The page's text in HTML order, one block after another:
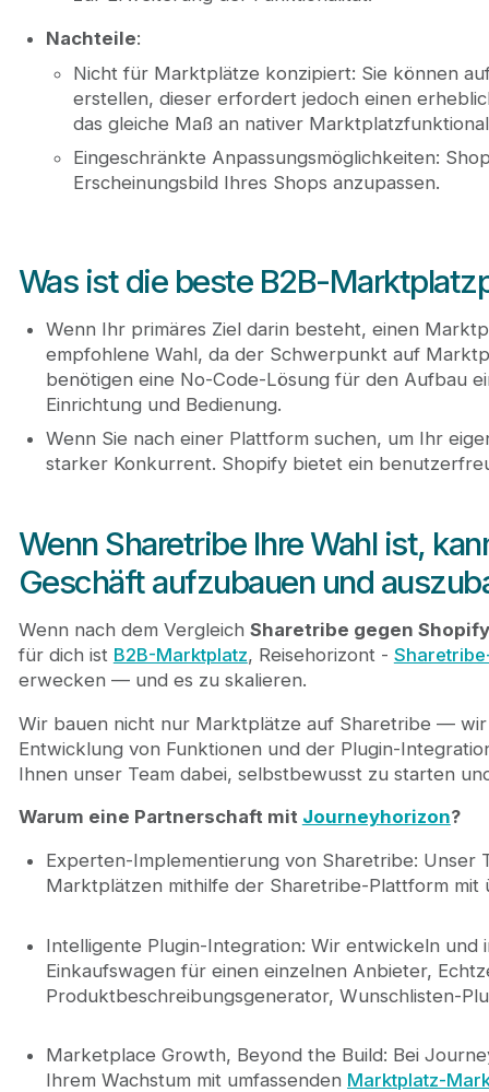
Nachteile:
Nicht für Marktplätze konzipiert: Sie können
erstellen, dieser erfordert jedoch einen
das gleiche Maß an nativer
Eingeschränkte Anpassungsmöglichkeiten:
Erscheinungsbild Ihres Shops anzupassen.
Was ist die beste B2B-
Wenn Ihr primäres Ziel darin besteht, einen
empfohlene Wahl, da der Schwerpunkt auf
benötigen eine No-Code-Lösung für den Aufbau
Einrichtung und Bedienung.
Wenn Sie nach einer Plattform suchen, um Ihr
starker Konkurrent. Shopify bietet ein
Wenn Sharetribe Ihre Wahl ist,
Geschäft aufzubauen und
Wenn nach dem Vergleich Sharetribe gegen
für dich ist B2B-Marktplatz, Reisehorizont -
erwecken — und es zu skalieren.
Wir bauen nicht nur Marktplätze auf Sharetribe —
Entwicklung von Funktionen und der Plugin-
Ihnen unser Team dabei, selbstbewusst zu starten
Warum eine Partnerschaft mit Journeyhorizon?
Experten-Implementierung von Sharetribe:
Marktplätzen mithilfe der Sharetribe-Plattform
Intelligente Plugin-Integration: Wir entwickeln und
Einkaufswagen für einen einzelnen Anbieter,
Produktbeschreibungsgenerator, Wunschlisten-
Marketplace Growth, Beyond the Build: Bei
Ihrem Wachstum mit umfassenden Marktplatz-